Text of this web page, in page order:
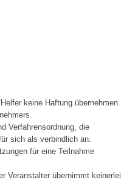
keine Haftung übernehmen.
Verfahrensordnung, die
sich als verbindlich an.
für eine Teilnahme
Veranstalter übernimmt keinerlei